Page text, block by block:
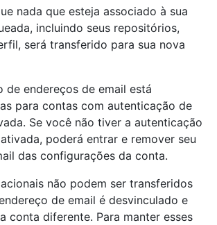
nada que esteja associado à sua
incluindo seus repositórios,
será transferido para sua nova
de endereços de email está
para contas com autenticação de
Se você não tiver a autenticação
poderá entrar e remover seu
das configurações da conta.
não podem ser transferidos
de email é desvinculado e
conta diferente. Para manter esses